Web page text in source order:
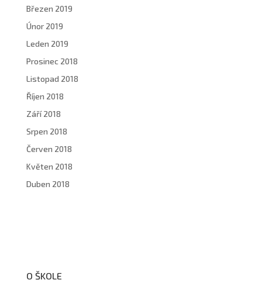
Březen 2019
Únor 2019
Leden 2019
Prosinec 2018
Listopad 2018
Říjen 2018
Září 2018
Srpen 2018
Červen 2018
Květen 2018
Duben 2018
O ŠKOLE